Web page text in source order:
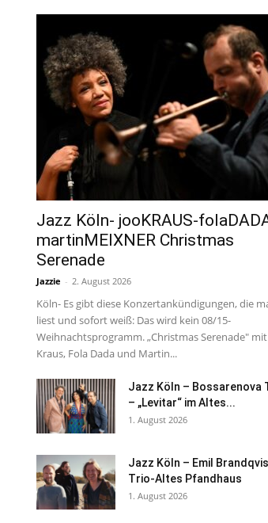
Jazz Köln- jooKRAUS-
martinMEIXNER Christmas
Serenade
Jazzie - 2. August 2026
Köln- Es gibt diese Konzertankündigungen, die
liest und sofort weiß: Das wird kein 08/15-
Weihnachtsprogramm. „Christmas Serenade" mit
Kraus, Fola Dada und Martin...
Jazz Köln – Bossarenova
– „Levitar“ im Altes...
1. August 2026
Jazz Köln – Emil
Trio-Altes Pfandhaus
1. August 2026